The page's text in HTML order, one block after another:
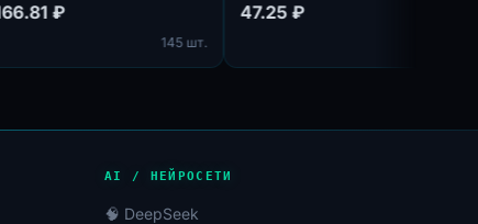
166.81 ₽ 47.25 ₽
AI / НЕЙРОСЕТИ
🧠 DeepSeek